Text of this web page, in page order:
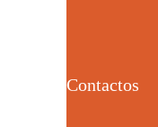
Contactos